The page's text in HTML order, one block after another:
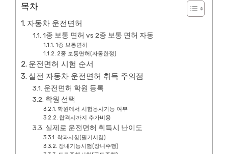
목차
자동차 운전면허
1종 보통 면허 vs 2종 보통 면허 자동
1종 보통면허
2종 보통면허(자동한정)
운전면허 시험 순서
실전 자동차 운전면허 취득 주의점
운전면허 학원 등록
학원 선택
학원에서 시험응시가능 여부
합격시까지 추가비용
실제로 운전면허 취득시 난이도
학과시험(필기시험)
장내기능시험(장내주행)